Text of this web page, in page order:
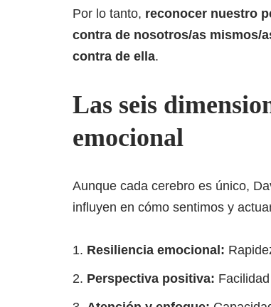
Por lo tanto, reconocer nuestro
contra de nosotros/as mismos/
contra de ella.
Las seis
emocional
Aunque cada cerebro es único,
influyen en cómo sentimos y
Resiliencia emocional:
Perspectiva positiva: